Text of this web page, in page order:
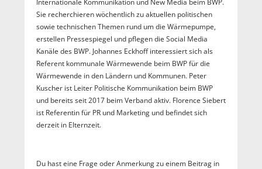
Sie recherchieren wöchentlich zu aktuellen politischen
sowie technischen Themen rund um die Wärmepumpe,
erstellen Pressespiegel und pflegen die Social Media
Kanäle des BWP. Johannes Eckhoff interessiert sich als
Referent kommunale Wärmewende beim BWP für die
Wärmewende in den Ländern und Kommunen. Peter
Kuscher ist Leiter Politische Kommunikation beim BWP
und bereits seit 2017 beim Verband aktiv. Florence Siebert
ist Referentin für PR und Marketing und befindet sich
derzeit in Elternzeit.
Du hast eine Frage oder Anmerkung zu einem Beitrag in